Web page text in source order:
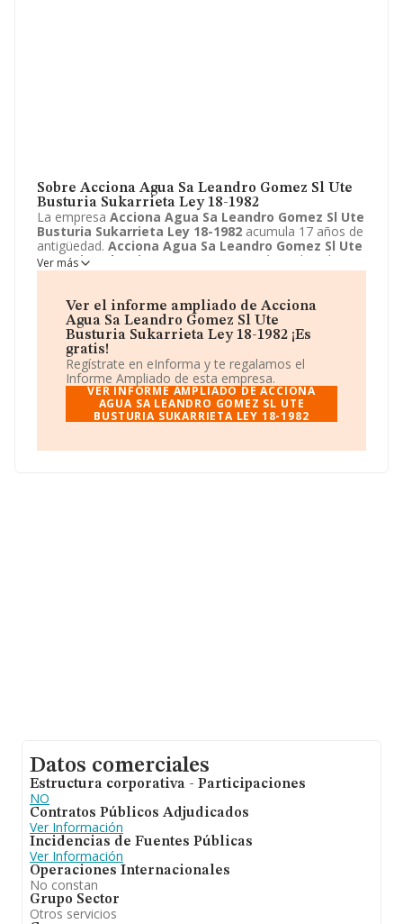
Sobre Acciona Agua Sa Leandro Gomez Sl Ute
Busturia Sukarrieta Ley 18-1982
La empresa Acciona Agua Sa Leandro Gomez Sl Ute
Busturia Sukarrieta Ley 18-1982 acumula 17 años de
antigüedad. Acciona Agua Sa Leandro Gomez Sl Ute
Busturia Sukarrieta Ley 18-1982
está emplazada en
Avenida de Europa, 22, Alcobendas, Madrid. Centra su
asociativas n.c.o.p.. La empresaAcciona Agua Sa
Leandro Gomez Sl Ute Busturia Sukarrieta Ley 18-
es Unión temporal de empresas.
Ver más
Ver el informe ampliado de Acciona
Agua Sa Leandro Gomez Sl Ute
Busturia Sukarrieta Ley 18-1982 ¡Es
gratis!
Regístrate en eInforma y te regalamos el
Informe Ampliado de esta empresa.
VER INFORME AMPLIADO DE ACCIONA
AGUA SA LEANDRO GOMEZ SL UTE
BUSTURIA SUKARRIETA LEY 18-1982
Datos comerciales
Estructura corporativa - Participaciones
NO
Contratos Públicos Adjudicados
Ver Información
Incidencias de Fuentes Públicas
Ver Información
Operaciones Internacionales
No constan
Grupo Sector
Otros servicios